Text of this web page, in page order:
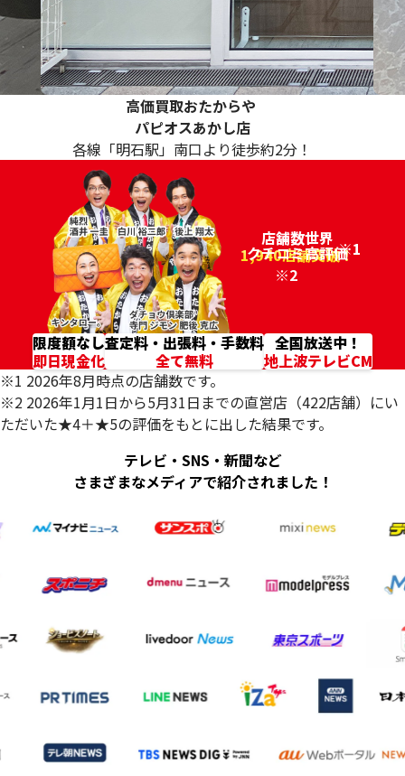
高価買取おたからや
パピオスあかし店
各線「明石駅」南口より徒歩約2分！
店舗数世界
1,940店舗突破！
※1
クチコミ高評価
96.2%
※2
限度額なし
即日現金化
査定料・出張料・手数料
全て無料
全国放送中！
地上波テレビCM
※1 2026年8月時点の店舗数です。
※2 2026年1月1日から5月31日までの直営店（422店舗）にい
ただいた★4＋★5の評価をもとに出した結果です。
テレビ・SNS・新聞など
さまざまなメディアで紹介されました！